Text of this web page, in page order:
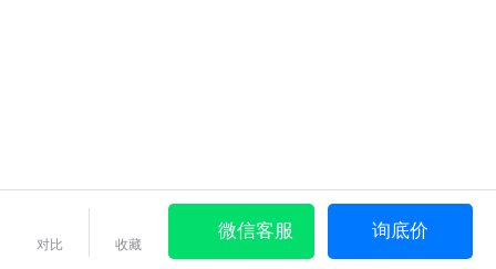
对比 收藏
微信客服 询底价